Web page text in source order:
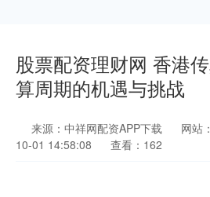
股票配资理财网 香港
算周期的机遇与挑战
来源：中祥网配资APP下载 网站
10-01 14:58:08
查看：162